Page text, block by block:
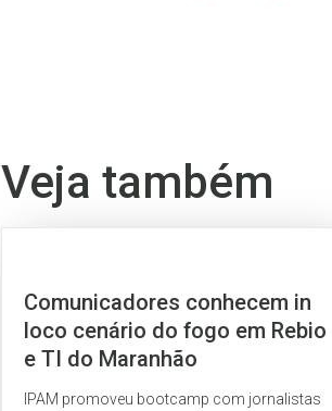
Veja também
Comunicadores conhecem in
loco cenário do fogo em Rebio
e TI do Maranhão
IPAM promoveu bootcamp com jornalistas